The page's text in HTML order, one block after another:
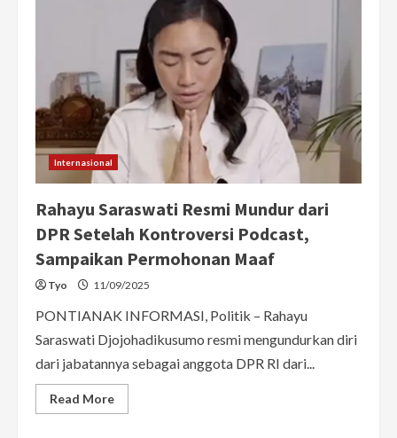
Penyelesaian
Konflik
Agraria,
Ini
Daftar
Anggotanya
Internasional
Rahayu Saraswati Resmi Mundur dari
DPR Setelah Kontroversi Podcast,
Sampaikan Permohonan Maaf
Tyo 11/09/2025
PONTIANAK INFORMASI, Politik – Rahayu
Saraswati Djojohadikusumo resmi mengundurkan diri
dari jabatannya sebagai anggota DPR RI dari...
Read MoreRead
more